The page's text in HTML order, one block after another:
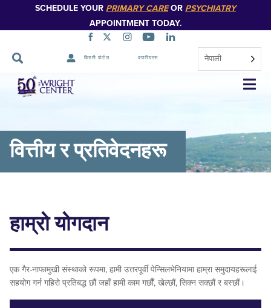
SCHEDULE YOUR PRIMARY CAREOR PSYCHIATRY
APPOINTMENT TODAY.
बिरामी पोर्टल क्यारियरस नेपाली
नेभिगेसन
स्किप
वित्तीय र प्रतिवेदनहरू
हाम्रो योगदान
एक गैर-नाफामुखी संस्थाको रूपमा, हामी उत्तरपूर्वी पेन्सिलभेनियामा हाम्रा समुदायहरूलाई
सहयोग गर्न गहिरो प्रतिबद्ध छौं जहाँ हामी काम गर्छौं, खेल्छौं, सिक्न सक्छौं र बस्छौं।